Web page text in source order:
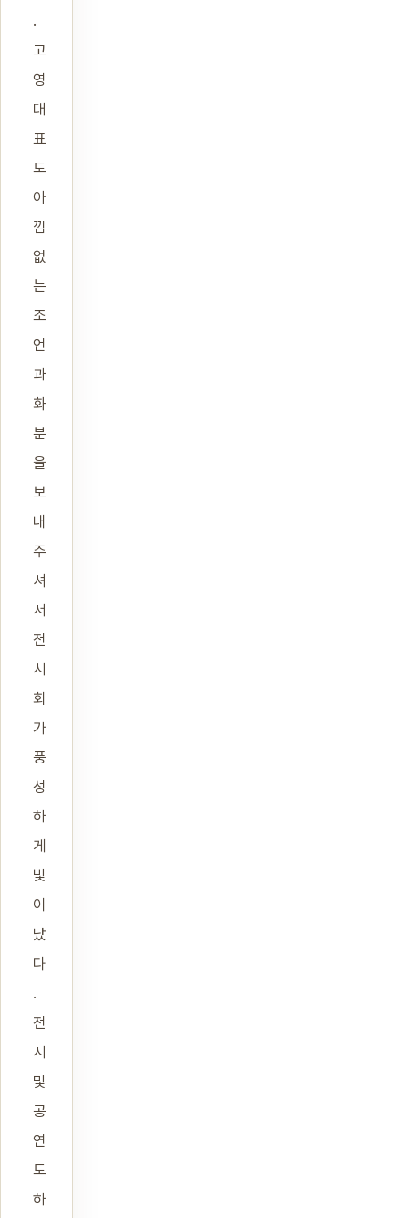
.
고
영
대
표
도
아
낌
없
는
조
언
과
화
분
을
보
내
주
셔
서
전
시
회
가
풍
성
하
게
빛
이
났
다
.
전
시
및
공
연
도
하